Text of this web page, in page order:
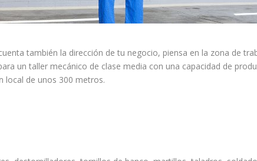
también la dirección de tu negocio, piensa en la zona de
un taller mecánico de clase media con una capacidad de
local de unos 300 metros.